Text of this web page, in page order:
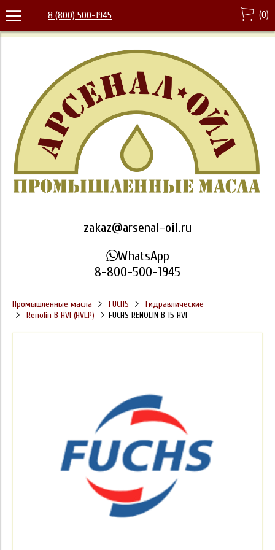
8 (800) 500-1945 (0)
zakaz@arsenal-oil.ru
WhatsApp
8-800-500-1945
Промышленные масла FUCHS
Гидравлические
Renolin B HVI (HVLP)
FUCHS RENOLIN B 15 HVI